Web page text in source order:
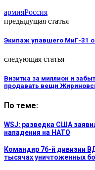
армияРоссия
предыдущая статья
Экипаж упавшего МиГ-31
следующая статья
Визитка за миллион и
продавать вещи
По теме:
WSJ: разведка США
нападения на НАТО
Командир 76-й дивизии
тысячах уничтоженных